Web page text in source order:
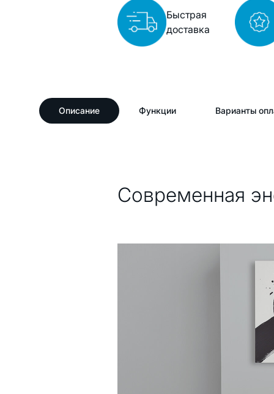
Быстрая
доставка
Описание Функции Варианты
Современная